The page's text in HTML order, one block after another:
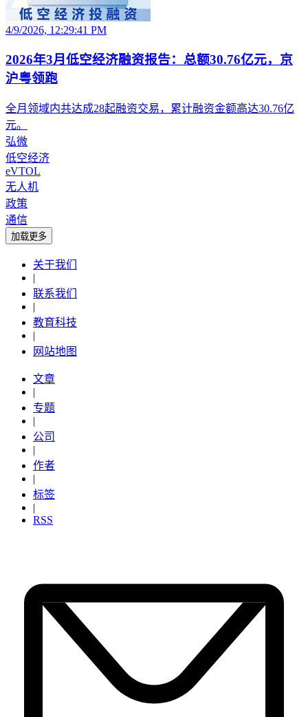
4/9/2026, 12:29:41 PM
2026年3月低空经济融资报告：总额30.76亿元，京
沪粤领跑
全月领域内共达成28起融资交易，累计融资金额高达30.76亿
元。
弘微
低空经济
eVTOL
无人机
政策
通信
加载更多
关于我们
|
联系我们
|
教育科技
|
网站地图
文章
|
专题
|
公司
|
作者
|
标签
|
RSS